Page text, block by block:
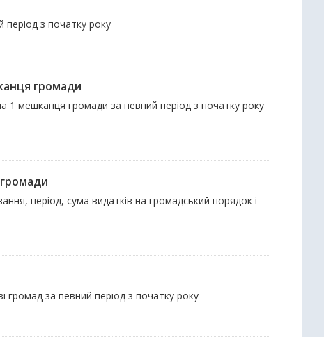
період з початку року
громади
1 мешканця громади за певний період з початку року
період, сума видатків на громадський порядок і
громад за певний період з початку року